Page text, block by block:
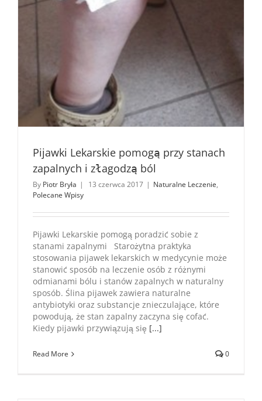
Pijawki Lekarskie pomogą przy stanach
zapalnych i złagodzą ból
By Piotr Bryła | 13 czerwca 2017 | Naturalne Leczenie,
Polecane Wpisy
Pijawki Lekarskie pomogą poradzić sobie z
stanami zapalnymi Starożytna praktyka
stosowania pijawek lekarskich w medycynie może
stanowić sposób na leczenie osób z różnymi
odmianami bólu i stanów zapalnych w naturalny
sposób. Ślina pijawek zawiera naturalne
antybiotyki oraz substancje znieczulające, które
powodują, że stan zapalny zaczyna się cofać.
Kiedy pijawki przywiązują się [...]
Read More 0